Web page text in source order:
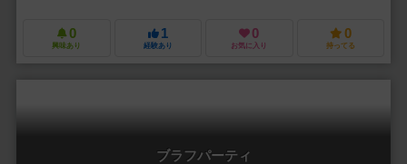
0
興味あり
1
経験あり
0
お気に入り
0
持ってる
ブラフパーティ